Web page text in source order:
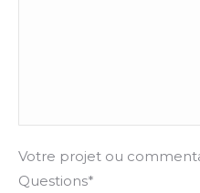
Votre projet ou
Questions*